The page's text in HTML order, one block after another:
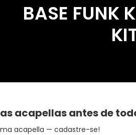
BASE FUNK
acapellas antes de
acapella — cadastre-se!